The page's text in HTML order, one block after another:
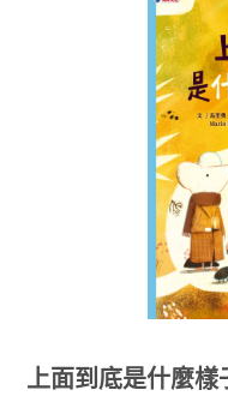
上面到底是什麼樣